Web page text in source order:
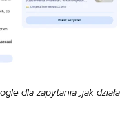
dla zapytania „jak działa